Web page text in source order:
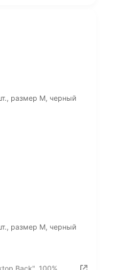
размер M, черный
размер M, черный